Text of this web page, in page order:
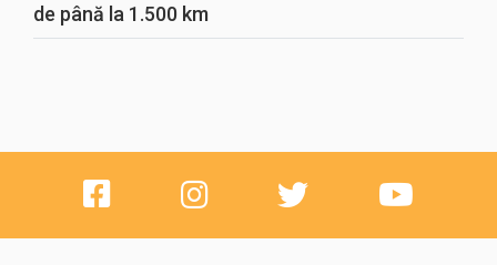
de până la 1.500 km